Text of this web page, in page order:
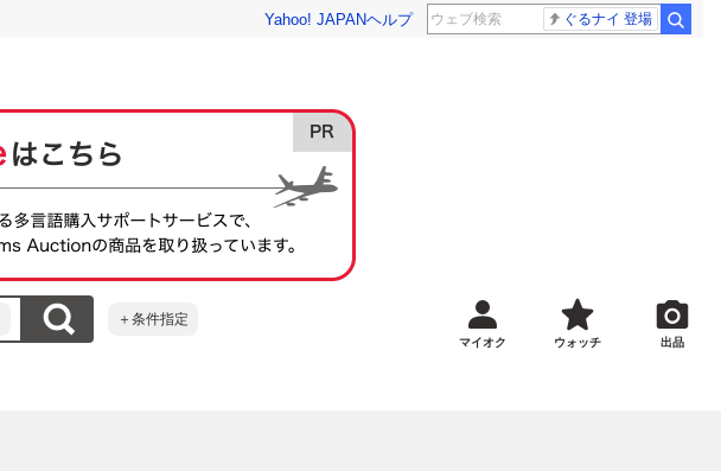
Yahoo! JAPANヘルプ ぐるナイ 登場
＋条件指定
マイオク ウォッチ 出品